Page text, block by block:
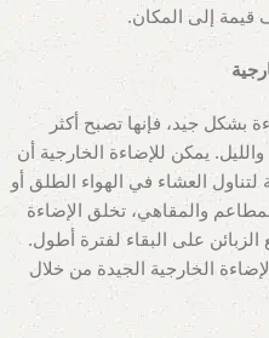
قيمة إلى المكان.
بشكل جيد، فإنها تصبح أكثر
يمكن للإضاءة الخارجية أن
العشاء في الهواء الطلق أو
والمقاهي، تخلق الإضاءة
الزبائن على البقاء لفترة أطول.
الخارجية الجيدة من خلال